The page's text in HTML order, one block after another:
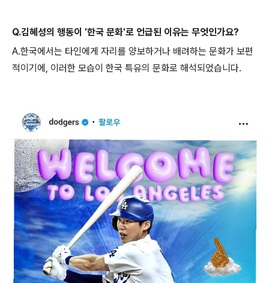
Q.김혜성의 행동이 '한국 문화'로 언급된 이유는 무엇인가요?
A.한국에서는 타인에게 자리를 양보하거나 배려하는 문화가 보편
적이기에, 이러한 모습이 한국 특유의 문화로 해석되었습니다.